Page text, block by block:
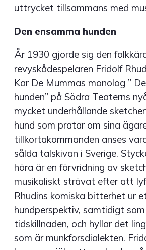
uttrycket tillsammans med
Den ensamma hunden
År 1930 gjorde sig den
revyskådespelaren Fridolf
Kar De Mummas monolog ”
hunden” på Södra Teaterns
mycket underhållande
hund som pratar om sina
tillkortakommanden anses
sålda talskivan i Sverige.
höra är en förvridning av
musikaliskt strävat efter att
Rhudins komiska bitterhet ur
hundperspektiv, samtidigt
tidskillnaden, och hyllar det
som är munkforsdialekten.